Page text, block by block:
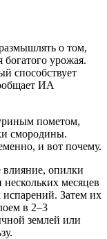
о том,
урожая.
способствует
ИА
пометом,
смородины.
и вот почему.
влияние, опилки
месяцев
Затем их
в 2–3
землей или